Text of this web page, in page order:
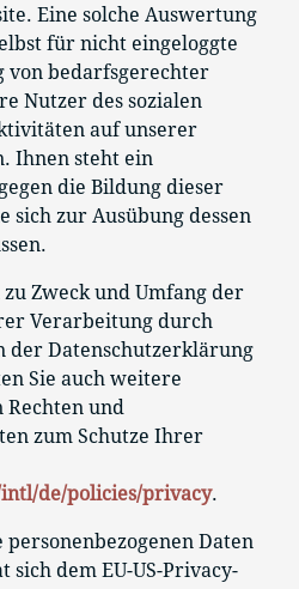
Eine solche Auswertung
für nicht eingeloggte
bedarfsgerechter
Nutzer des sozialen
auf unserer
Ihnen steht ein
die Bildung dieser
sich zur Ausübung dessen
Zweck und Umfang der
Verarbeitung durch
der Datenschutzerklärung
Sie auch weitere
und
zum Schutze Ihrer
de/policies/privacy.
Daten
sich dem EU-US-Privacy-